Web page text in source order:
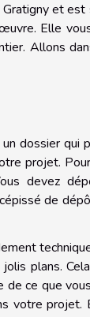
et
Elle
Allons
dossier qui
projet.
devez
de
plans.
ce que
votre